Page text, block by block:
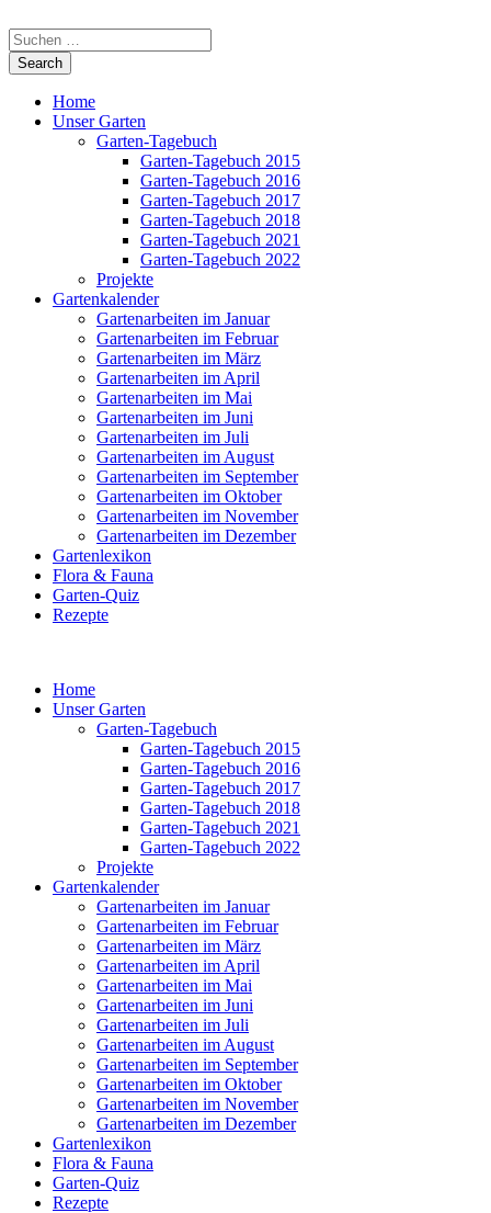
Home
Unser Garten
Garten-Tagebuch
Garten-Tagebuch 2015
Garten-Tagebuch 2016
Garten-Tagebuch 2017
Garten-Tagebuch 2018
Garten-Tagebuch 2021
Garten-Tagebuch 2022
Projekte
Gartenkalender
Gartenarbeiten im Januar
Gartenarbeiten im Februar
Gartenarbeiten im März
Gartenarbeiten im April
Gartenarbeiten im Mai
Gartenarbeiten im Juni
Gartenarbeiten im Juli
Gartenarbeiten im August
Gartenarbeiten im September
Gartenarbeiten im Oktober
Gartenarbeiten im November
Gartenarbeiten im Dezember
Gartenlexikon
Flora & Fauna
Garten-Quiz
Rezepte
Home
Unser Garten
Garten-Tagebuch
Garten-Tagebuch 2015
Garten-Tagebuch 2016
Garten-Tagebuch 2017
Garten-Tagebuch 2018
Garten-Tagebuch 2021
Garten-Tagebuch 2022
Projekte
Gartenkalender
Gartenarbeiten im Januar
Gartenarbeiten im Februar
Gartenarbeiten im März
Gartenarbeiten im April
Gartenarbeiten im Mai
Gartenarbeiten im Juni
Gartenarbeiten im Juli
Gartenarbeiten im August
Gartenarbeiten im September
Gartenarbeiten im Oktober
Gartenarbeiten im November
Gartenarbeiten im Dezember
Gartenlexikon
Flora & Fauna
Garten-Quiz
Rezepte